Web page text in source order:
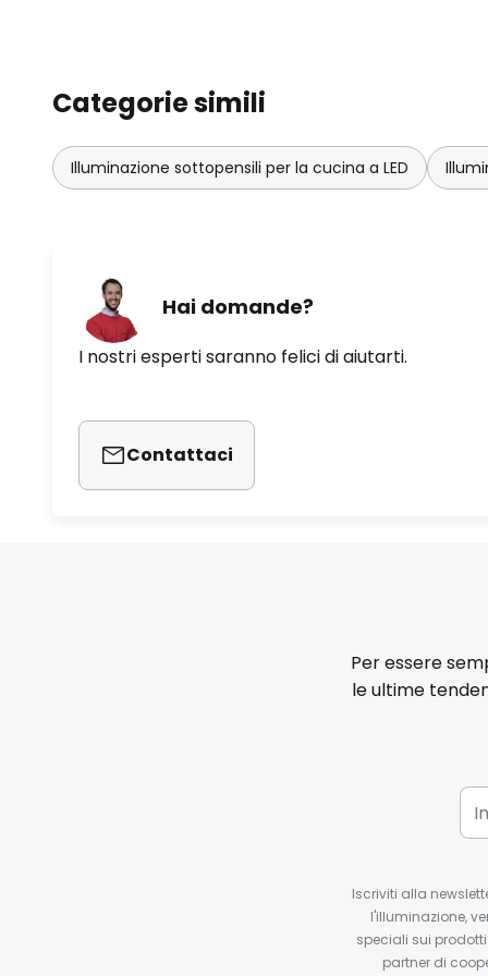
Categorie simili
Illuminazione sottopensili per la cucina a LED
Hai domande?
I nostri esperti saranno felici di aiutarti.
Contattaci
Per essere
le ultime
Iscriviti alla
l'illuminazione,
speciali sui
partner di